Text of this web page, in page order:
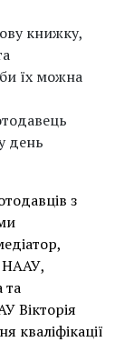
книжку,
їх можна
день
з
НААУ,
та
Вікторія
кваліфікації